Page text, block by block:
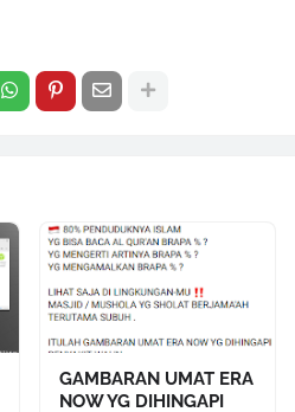
GAMBARAN UMAT ERA
NOW YG DIHINGAPI